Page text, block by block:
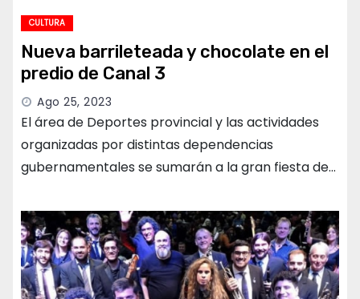
CULTURA
Nueva barrileteada y chocolate en el
predio de Canal 3
Ago 25, 2023
El área de Deportes provincial y las actividades
organizadas por distintas dependencias
gubernamentales se sumarán a la gran fiesta de…